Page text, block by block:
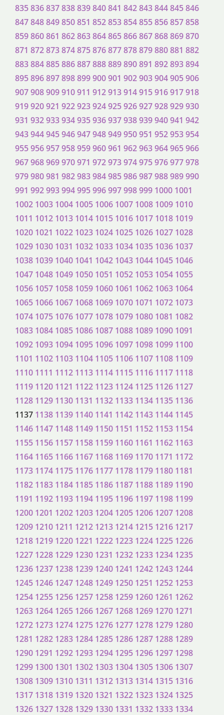
835836837838839840841 842843844845846
847848849850851 852853854855856857858
859860861 862863864865866867868869870
871 872873874875876877878879880881 882
883884885886887888889890891 892893894
895896897898899900901 902903904905906
907908909910911 912913914915916917918
919920921 922923924925926927928929930
931 932933934935936937938939940941 942
943944945946947948949950951 952953954
955956957958959960961 962963964965966
967968969970971 972973974975976977978
979980981 982983984985986987988989990
991 992993994995996997998999 1000 1001
1002 1003 1004 1005 1006 1007 1008 1009 1010
1011 1012 1013 1014 1015 1016 1017 1018 1019
1020 1021 1022 1023 1024 1025 1026 1027 1028
1029 1030 1031 1032 1033 1034 1035 1036 1037
1038 1039 1040 1041 1042 1043 1044 1045 1046
1047 1048 1049 1050 1051 1052 1053 1054 1055
1056 1057 1058 1059 1060 1061 1062 1063 1064
1065 1066 1067 1068 1069 1070 1071 1072 1073
1074 1075 1076 1077 1078 1079 1080 1081 1082
1083 1084 1085 1086 1087 1088 1089 1090 1091
1092 1093 1094 1095 1096 1097 1098 1099 1100
1101 1102 1103 1104 1105 1106 1107 1108 1109
1110 1111 1112 1113 1114 1115 1116 1117 1118
1119 1120 1121 1122 1123 1124 1125 1126 1127
1128 1129 1130 1131 1132 1133 1134 1135 1136
1137 1138 1139 1140 1141 1142 1143 1144 1145
1146 1147 1148 1149 1150 1151 1152 1153 1154
1155 1156 1157 1158 1159 1160 1161 1162 1163
1164 1165 1166 1167 1168 1169 1170 1171 1172
1173 1174 1175 1176 1177 1178 1179 1180 1181
1182 1183 1184 1185 1186 1187 1188 1189 1190
1191 1192 1193 1194 1195 1196 1197 1198 1199
1200 1201 1202 1203 1204 1205 1206 1207 1208
1209 1210 1211 1212 1213 1214 1215 1216 1217
1218 1219 1220 1221 1222 1223 1224 1225 1226
1227 1228 1229 1230 1231 1232 1233 1234 1235
1236 1237 1238 1239 1240 1241 1242 1243 1244
1245 1246 1247 1248 1249 1250 1251 1252 1253
1254 1255 1256 1257 1258 1259 1260 1261 1262
1263 1264 1265 1266 1267 1268 1269 1270 1271
1272 1273 1274 1275 1276 1277 1278 1279 1280
1281 1282 1283 1284 1285 1286 1287 1288 1289
1290 1291 1292 1293 1294 1295 1296 1297 1298
1299 1300 1301 1302 1303 1304 1305 1306 1307
1308 1309 1310 1311 1312 1313 1314 1315 1316
1317 1318 1319 1320 1321 1322 1323 1324 1325
1326 1327 1328 1329 1330 1331 1332 1333 1334